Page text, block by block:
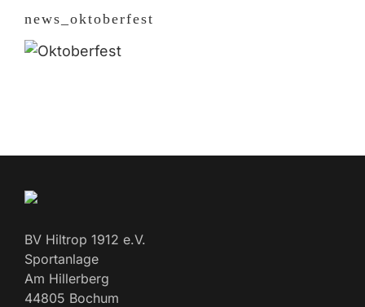
news_oktoberfest
BV Hiltrop 1912 e.V.
Sportanlage
Am Hillerberg
44805 Bochum